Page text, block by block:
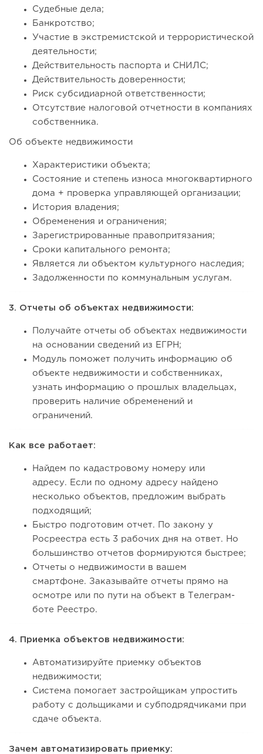
Судебные дела;
Банкротство;
Участие в экстремистской и террористической
деятельности;
Действительность паспорта и СНИЛС;
Действительность доверенности;
Риск субсидиарной ответственности;
Отсутствие налоговой отчетности в компаниях
собственника.
Об объекте недвижимости
Характеристики объекта;
Состояние и степень износа многоквартирного
дома + проверка управляющей организации;
История владения;
Обременения и ограничения;
Зарегистрированные правопритязания;
Сроки капитального ремонта;
Является ли объектом культурного наследия;
Задолженности по коммунальным услугам.
3. Отчеты об объектах недвижимости:
Получайте отчеты об объектах недвижимости
на основании сведений из ЕГРН;
Модуль поможет получить информацию об
объекте недвижимости и собственниках,
узнать информацию о прошлых владельцах,
проверить наличие обременений и
ограничений.
Как все работает:
Найдем по кадастровому номеру или
адресу. Если по одному адресу найдено
несколько объектов, предложим выбрать
подходящий;
Быстро подготовим отчет. По закону у
Росреестра есть 3 рабочих дня на ответ. Но
большинство отчетов формируются быстрее;
Отчеты о недвижимости в вашем
смартфоне. Заказывайте отчеты прямо на
осмотре или по пути на объект в Телеграм-
боте Реестро.
4. Приемка объектов недвижимости:
Автоматизируйте приемку объектов
недвижимости;
Система помогает застройщикам упростить
работу с дольщиками и субподрядчиками при
сдаче объекта.
Зачем автоматизировать приемку: